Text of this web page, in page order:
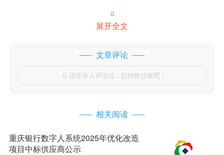

展开全文
文章评论
 还没有人评论过，赶快抢沙发吧！
相关阅读
重庆银行数字人系统2025年优化改造
项目中标供应商公示